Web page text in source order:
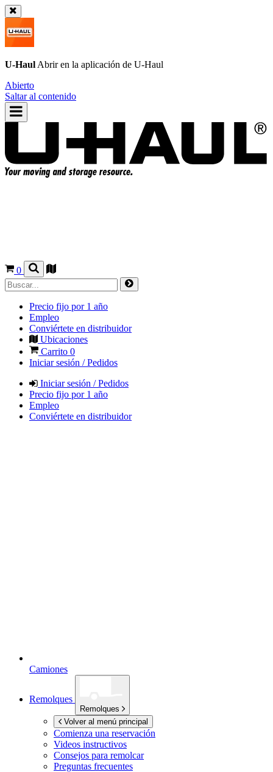
U-Haul Abrir en la aplicación de U-Haul
Abierto
Saltar al contenido
0
Precio fijo por 1 año
Empleo
Conviértete en distribuidor
Ubicaciones
Carrito 0
Iniciar sesión / Pedidos
Iniciar sesión / Pedidos
Precio fijo por 1 año
Empleo
Conviértete en distribuidor
Camiones
Remolques
Remolques
Volver al menú principal
Comienza una reservación
Videos instructivos
Consejos para remolcar
Preguntas frecuentes